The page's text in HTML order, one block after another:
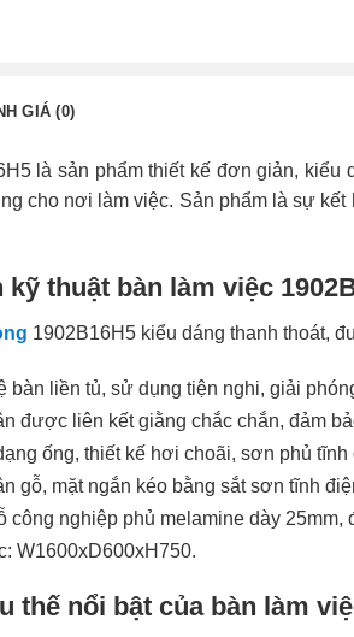
GIÁ (0)
là sản phẩm thiết kế đơn giản, kiểu
cho nơi làm việc. Sản phẩm là sự
kỹ thuật bàn làm việc
1902B16H5 kiểu dáng thanh thoát,
bàn liền tủ, sử dụng tiện nghi, giải
được liên kết giằng chắc chắn, đảm
ống, thiết kế hơi choãi, sơn phủ tĩnh
gỗ, mặt ngắn kéo bằng sắt sơn tĩnh
công nghiệp phủ melamine dày 25mm,
W1600xD600xH750.
thế nổi bật của bàn làm